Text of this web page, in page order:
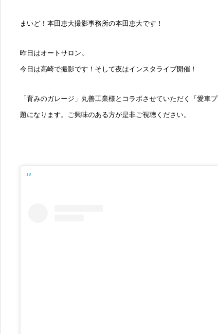
まいど！本田恵大撮影事務所の本田恵大です！
昨日はオートサロン。
今日は高崎で撮影です！そして夜はインスタライブ開催！
「育みのガレージ」丸善工業様とコラボさせていただく「愛車
題になります。ご興味のある方が是非ご視聴ください。